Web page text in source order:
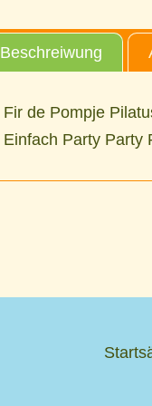
Beschreiwung
Fir de Pompje
Einfach Party Party